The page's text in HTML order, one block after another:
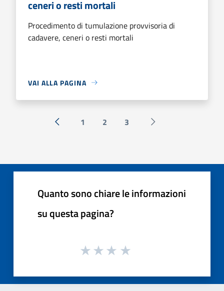
ceneri o resti mortali
Procedimento di tumulazione provvisoria di
cadavere, ceneri o resti mortali
VAI ALLA PAGINA
« Precedente
1 2 3 Successiva »
Quanto sono chiare le informazioni
su questa pagina?